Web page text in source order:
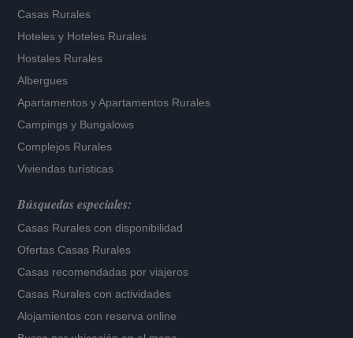
Casas Rurales
Hoteles y Hoteles Rurales
Hostales Rurales
Albergues
Apartamentos yApartamentos Rurales
Campings y Bungalows
Complejos Rurales
Viviendas turísticas
Búsquedas especiales:
Casas Rurales con disponibilidad
Ofertas Casas Rurales
Casas recomendadas por viajeros
Casas Rurales con actividades
Alojamientos con reserva online